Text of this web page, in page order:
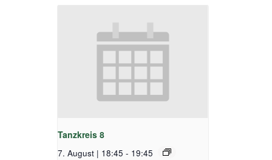
Tanzkreis 8
7. August | 18:45 - 19:45